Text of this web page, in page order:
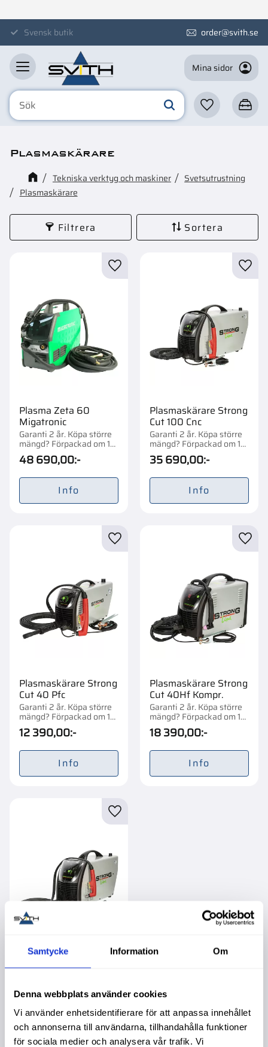
Samtycke Information Om
Denna webbplats använder cookies
Vi använder enhetsidentifierare för att anpassa innehållet
och annonserna till användarna, tillhandahålla funktioner
för sociala medier och analysera vår trafik. Vi
MenySvensk butik order@svith.se
Mina sidor
Favoriter
Plasmaskärare
Tekniska verktyg och maskiner
Svetsutrustning
Plasmaskärare
Filtrera Sortera
Plasma Zeta 60
Migatronic
Garanti 2 år. Köpa större
mängd? Förpackad om 1
st.
48 690,00:-
Lägg till i favoriter
Info
Plasmaskärare Strong
Cut 100 Cnc
Garanti 2 år. Köpa större
mängd? Förpackad om 1
st.
35 690,00:-
Info
Plasmaskärare Strong
Cut 40 Pfc
Garanti 2 år. Köpa större
mängd? Förpackad om 1
st.
12 390,00:-
Lägg till i favoriter
Info
Plasmaskärare Strong
Cut 40Hf Kompr.
Garanti 2 år. Köpa större
mängd? Förpackad om 1
st.
18 390,00:-
Info
Plasmaskärare Strong
Cut 65 Cnc
mängd? Förpackad om 1
st.
21 390,00
Lägg till i favoriter
Info